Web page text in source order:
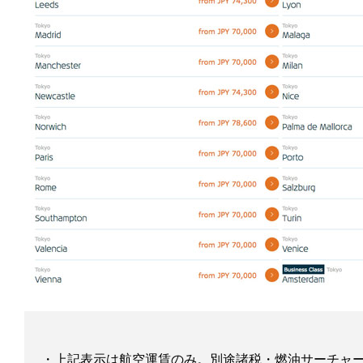
・上記表示は航空運賃のみ。別途諸税・燃油サーチャ